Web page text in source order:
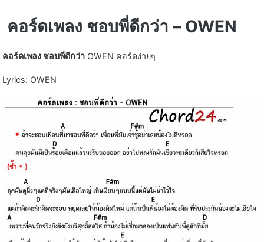
คอร์ดเพลง ชอบพี่ดีกว่า – OWEN
คอร์ดเพลง ชอบพี่ดีกว่าOWEN คอร์ดง่ายๆ
Lyrics: OWEN